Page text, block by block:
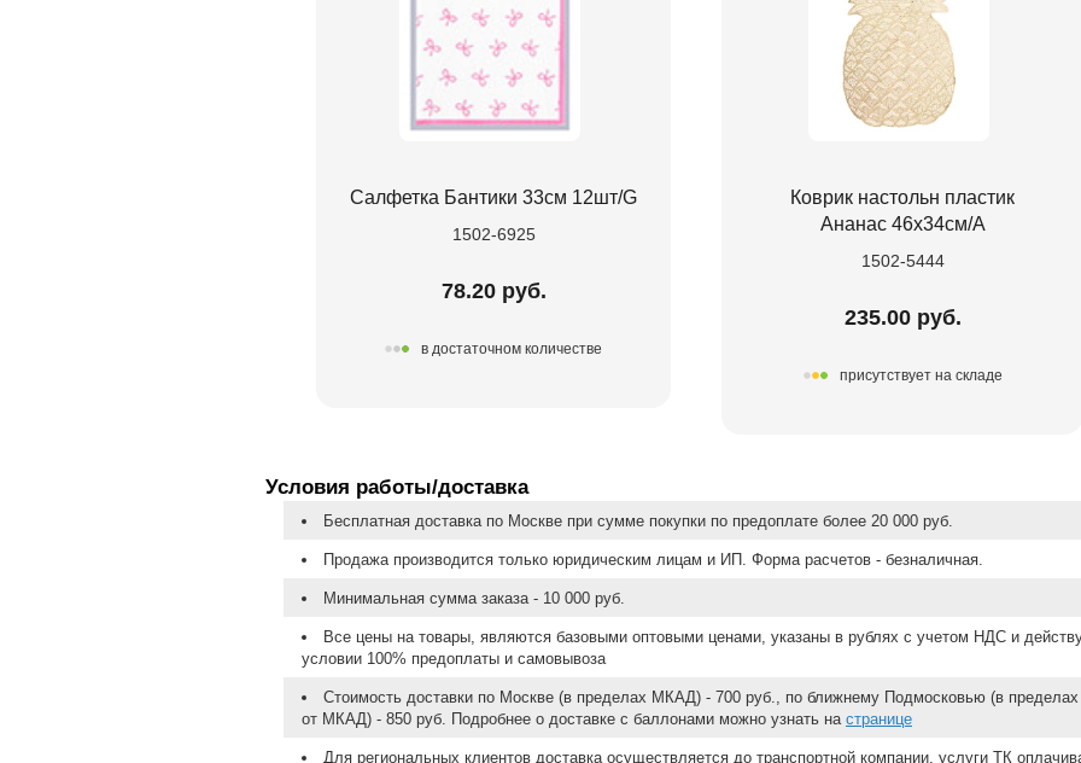
Салфетка Бантики 33см 12шт/G
1502-6925
78.20 руб.
в достаточном количестве
Коврик настольн пластик
Ананас 46х34см/А
1502-5444
235.00 руб.
присутствует на складе
Условия работы/доставка
Бесплатная доставка по Москве при сумме покупки по предоплате более 20 000 руб.
Продажа производится только юридическим лицам и ИП. Форма расчетов - безналичная.
Минимальная сумма заказа - 10 000 руб.
Все цены на товары, являются базовыми оптовыми ценами, указаны в рублях с учетом НДС и
условии 100% предоплаты и самовывоза
Стоимость доставки по Москве (в пределах МКАД) - 700 руб., по ближнему Подмосковью (в пределах
от МКАД) - 850 руб. Подробнее о доставке с баллонами можно узнать на странице
Для региональных клиентов доставка осуществляется до транспортной компании, услуги ТК